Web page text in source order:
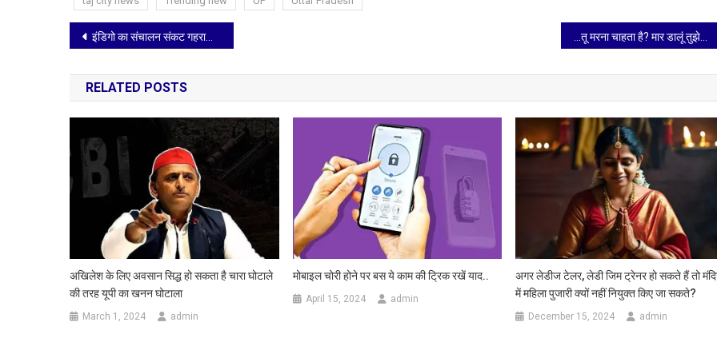
Post
navigation
इंडिगो का संचालन संकट गहराया, राहुल गांधी ने याद दिलाया एक साल पुराना लेख
RELATED POSTS
अखिलेश के लिए अवसान सिद्ध हो सकता है चारा घोटाले
की तरह यूपी का खनन घोटाला
March 1, 2024 admin
मोबाइल चोरी होने पर बस ये काम की ट्रिक रखें याद..
April 15, 2024 admin
अगर लेडीज टेलर, लेडी जिम ट्रेनर हो सकते हैं तो
में महिला पुजारी क्यों नहीं नियुक्त किए जा सकते?
December 15, 2024 admin